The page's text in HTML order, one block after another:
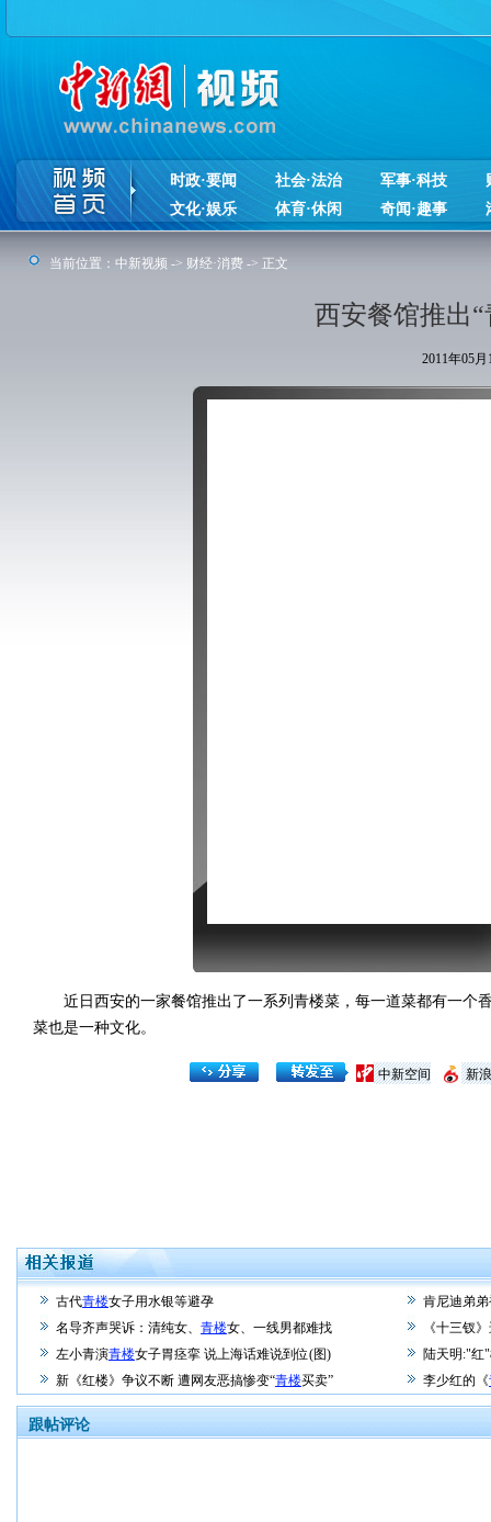
时政·要闻 社会·法治 军事·科技
文化·娱乐
体育·休闲 奇闻·趣事
当前位置： 中新视频 -> 财经·消费 -> 正文
西安餐馆推出
2011年05
近日西安的一家餐馆推出了一系列青楼菜，每一道菜都有一个
菜也是一种文化。
新
中新空间
古代青楼女子用水银等避孕
肯尼迪弟
名导齐声哭诉：清纯女、 青楼女、一线男都难找
《十三钗
左小青演青楼女子胃痉挛 说上海话难说到位(图)
陆天明:"红
新《红楼》争议不断 遭网友恶搞惨变“青楼买卖” 李少红的《
跟帖评论